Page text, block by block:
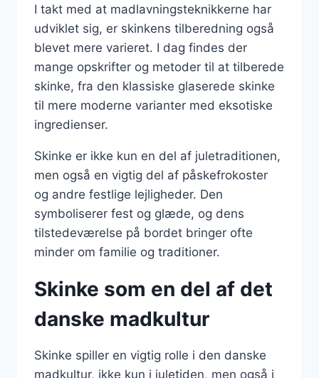
I takt med at madlavningsteknikkerne har
udviklet sig, er skinkens tilberedning også
blevet mere varieret. I dag findes der
mange opskrifter og metoder til at tilberede
skinke, fra den klassiske glaserede skinke
til mere moderne varianter med eksotiske
ingredienser.
Skinke er ikke kun en del af juletraditionen,
men også en vigtig del af påskefrokoster
og andre festlige lejligheder. Den
symboliserer fest og glæde, og dens
tilstedeværelse på bordet bringer ofte
minder om familie og traditioner.
Skinke som en del af det
danske madkultur
Skinke spiller en vigtig rolle i den danske
madkultur, ikke kun i juletiden, men også i